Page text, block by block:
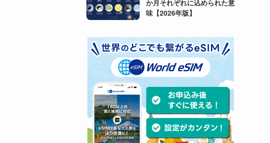
か月それぞれに込められた意
味【2026年版】